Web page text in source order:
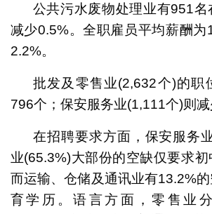
公共污水废物处理业有951
减少0.5%。全职雇员平均薪酬为
2.2%。
批发及零售业(2,632个)的职
796个；保安服务业(1,111个)则减
在招聘要求方面，保安服务
业(65.3%)大部份的空缺仅要求初
而运输、仓储及通讯业有13.2%
育学历。语言方面，零售业